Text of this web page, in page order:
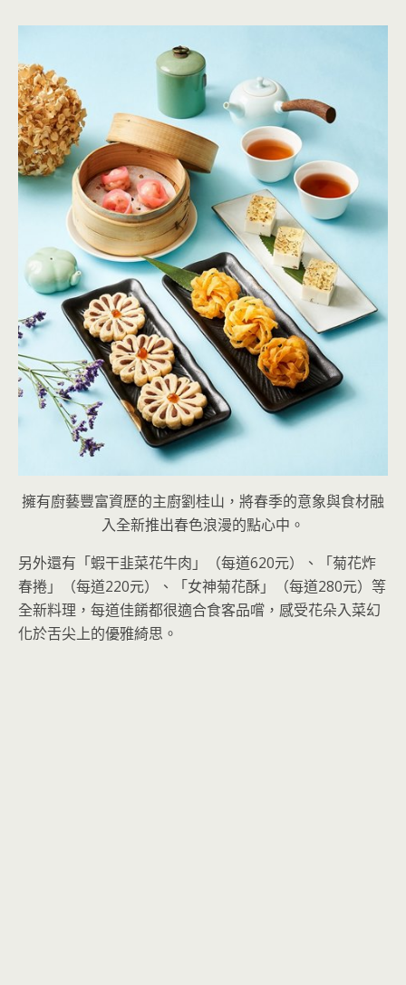
擁有廚藝豐富資歷的主廚劉桂山，將春季的意象與食材融
入全新推出春色浪漫的點心中。
另外還有「蝦干韭菜花牛肉」（每道620元）、「菊花炸
春捲」（每道220元）、「女神菊花酥」（每道280元）等
全新料理，每道佳餚都很適合食客品嚐，感受花朵入菜幻
化於舌尖上的優雅綺思。